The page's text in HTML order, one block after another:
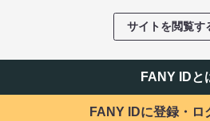
サイトを閲覧す
FANY IDと
FANY IDに登録・ロ